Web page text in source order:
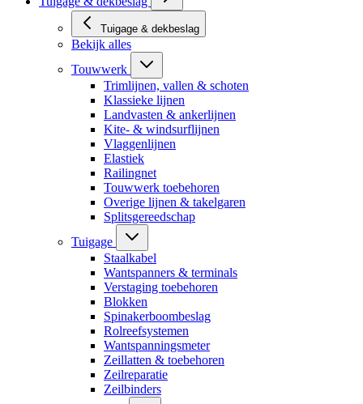
Tuigage & dekbeslag
Bekijk alles
Touwwerk
Trimlijnen, vallen & schoten
Klassieke lijnen
Landvasten & ankerlijnen
Kite- & windsurflijnen
Vlaggenlijnen
Elastiek
Railingnet
Touwwerk toebehoren
Overige lijnen & takelgaren
Splitsgereedschap
Tuigage
Staalkabel
Wantspanners & terminals
Verstaging toebehoren
Blokken
Spinakerboombeslag
Rolreefsystemen
Wantspanningsmeter
Zeillatten & toebehoren
Zeilreparatie
Zeilbinders